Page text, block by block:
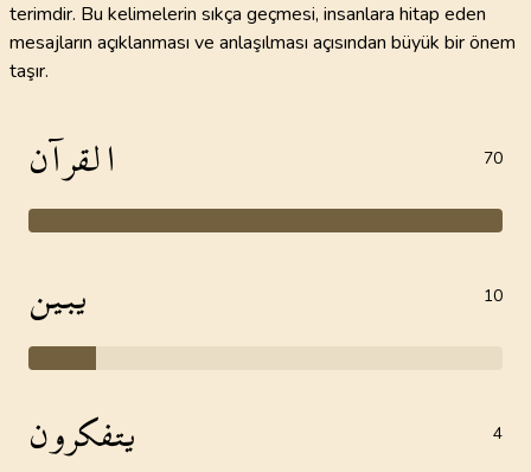
terimdir. Bu kelimelerin sıkça geçmesi, insanlara hitap eden
mesajların açıklanması ve anlaşılması açısından büyük bir önem
taşır.
القرآن 70
يبين 10
يتفكرون 4